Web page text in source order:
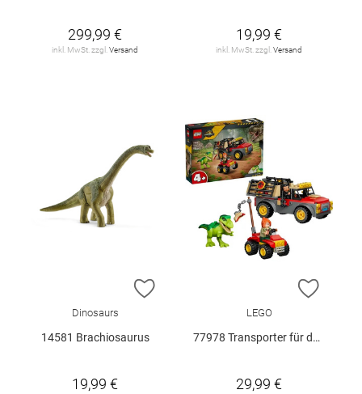
299,99 €
inkl. MwSt. zzgl. Versand
19,99 €
inkl. MwSt. zzgl. Versand
ZUR WUNSCHLISTE HINZUFÜGEN
Dinosaurs
14581 Brachiosaurus
19,99 €
ZUR
LEGO
77978 Transporter für den Jungen T.. V29
29,99 €